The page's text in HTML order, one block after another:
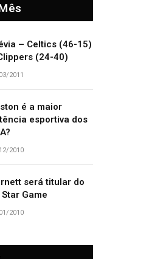
– Celtics (46-15)
(24-40)
2011
é a maior
esportiva dos
2010
será titular do
Game
2010